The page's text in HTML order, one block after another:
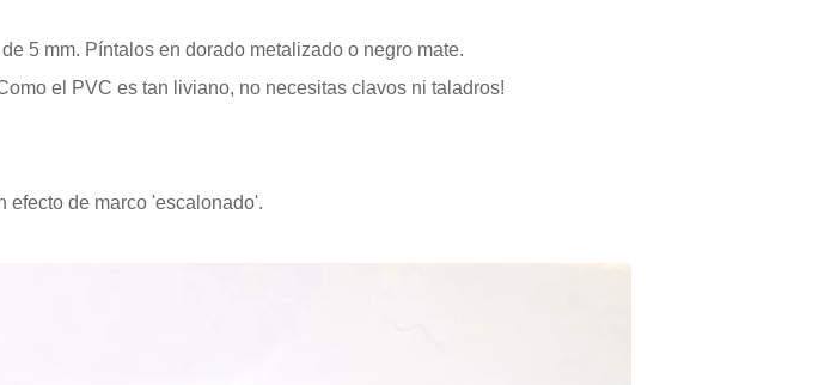
5 mm. Píntalos en dorado metalizado o negro mate.
el PVC es tan liviano, no necesitas clavos ni taladros!
efecto de marco 'escalonado'.